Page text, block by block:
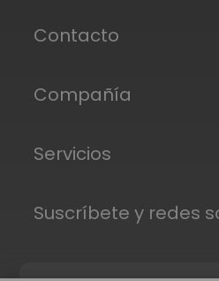
Contacto
Compañía
Servicios
Suscríbete y redes